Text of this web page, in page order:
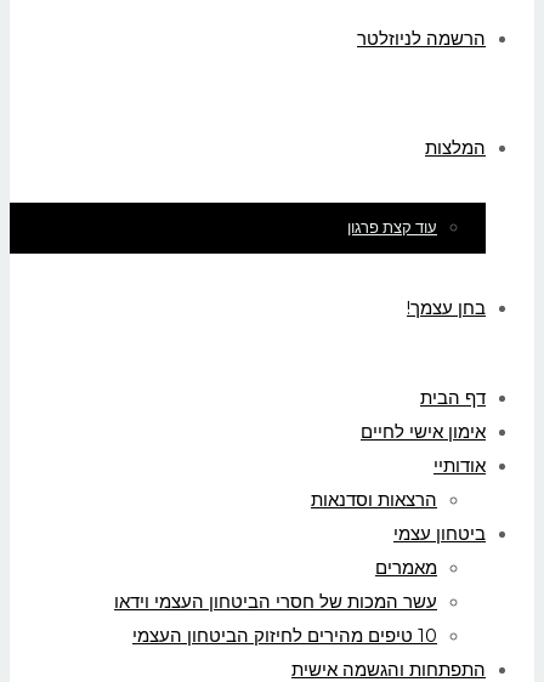
הרשמה לניוזלטר
המלצות
עוד קצת פרגון
בחן עצמך!
דף הבית
אימון אישי לחיים
אודותיי
הרצאות וסדנאות
ביטחון עצמי
מאמרים
עשר המכות של חסרי הביטחון העצמי וידאו
10 טיפים מהירים לחיזוק הביטחון העצמי
התפתחות והגשמה אישית